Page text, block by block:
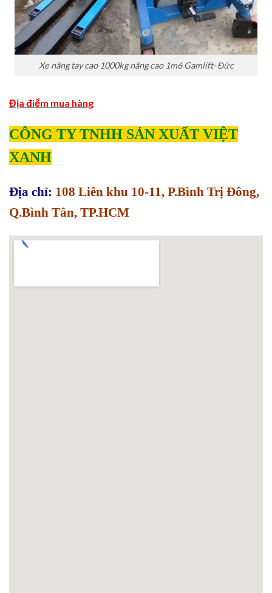
Xe nâng tay cao 1000kg nâng cao 1m6 Gamlift- Đức
Địa điểm mua hàng
CÔNG TY TNHH SẢN XUẤT VIỆT
XANH
Địa chỉ: 108 Liên khu 10-11, P.Bình Trị Đông,
Q.Bình Tân, TP.HCM